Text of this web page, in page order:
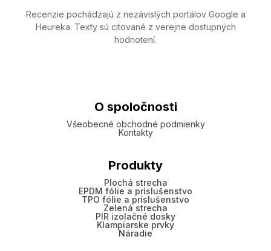
Recenzie pochádzajú z nezávislých portálov Google a
Heureka. Texty sú citované z verejne dostupných
hodnotení.
O spoločnosti
Všeobecné obchodné podmienky
Kontakty
Produkty
Plochá strecha
EPDM fólie a príslušenstvo
TPO fólie a príslušenstvo
Zelená strecha
PIR izolačné dosky
Klampiarske prvky
Náradie